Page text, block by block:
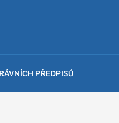
PŘEDPISŮ